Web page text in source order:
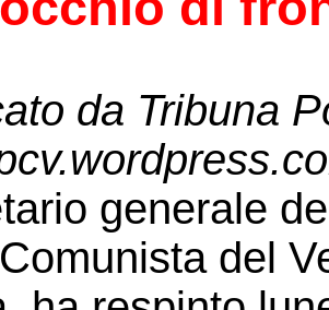
da Tribuna
generale
del